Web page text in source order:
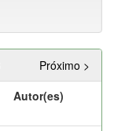
Próximo >
Autor(es)